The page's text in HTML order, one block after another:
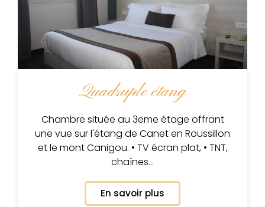
Quadruple étang
Chambre située au 3eme étage offrant
une vue sur l'étang de Canet en Roussillon
et le mont Canigou. • TV écran plat, • TNT,
chaînes…
En savoir plus